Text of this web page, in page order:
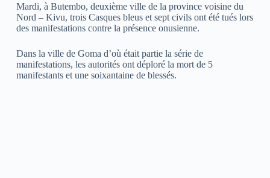
Mardi, à Butembo, deuxième ville de la province voisine du
Nord – Kivu, trois Casques bleus et sept civils ont été tués lors
des manifestations contre la présence onusienne.
Dans la ville de Goma d’où était partie la série de
manifestations, les autorités ont déploré la mort de 5
manifestants et une soixantaine de blessés.